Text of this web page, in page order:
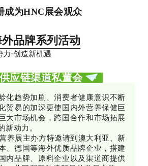
成为HNC展会观众
外品牌系列活动
力·创造新机遇
应链渠道私董会
化趋势加剧、消费者健康意识不断
贸易的加深更使国内外营养保健巨
大市场机会，跨国合作和市场拓展
新动力。
养展主办方特邀请到澳大利亚、新
、德国等海外优质品牌企业，搭建
内品牌、原料企业以及渠道商提供